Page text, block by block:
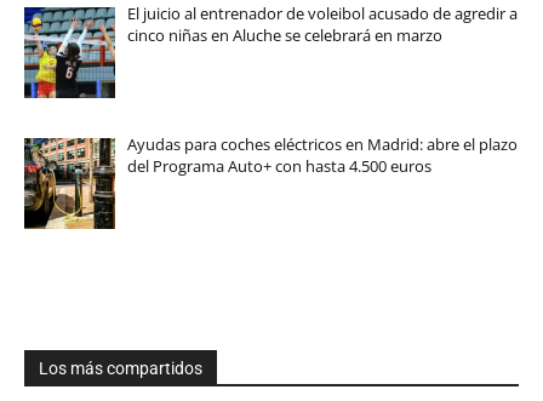
El juicio al entrenador de voleibol acusado de agredir a
cinco niñas en Aluche se celebrará en marzo
Ayudas para coches eléctricos en Madrid: abre el plazo
del Programa Auto+ con hasta 4.500 euros
Los más compartidos